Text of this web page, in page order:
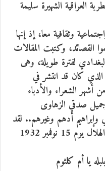
العراقية الشهيرة سليمة
وثقافية معا، إذ إنها
القصائد، وكتبت المقالات
لفترة طويلة، وهى
كان قد انتشر في
أشهر الشعراء والأدباء
صدقي الزهاوى
أدهم وغيرهم.. لقد
حياها الزهاوى بقصيدة على مسرح الهلال يوم 15 نوفمبر 1932
يا أم كلثوم